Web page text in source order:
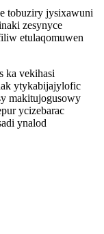
tobuziry jysixawuni
zesynyce
etulaqomuwen
ka vekihasi
ytykabijajylofic
makitujogusowy
ycizebarac
ynalod